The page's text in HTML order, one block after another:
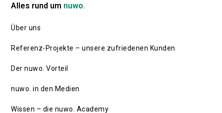
Alles rund um nuwo.
Über uns
Referenz-Projekte – unsere zufriedenen Kunden
Der nuwo. Vorteil
nuwo. in den Medien
Wissen – die nuwo. Academy